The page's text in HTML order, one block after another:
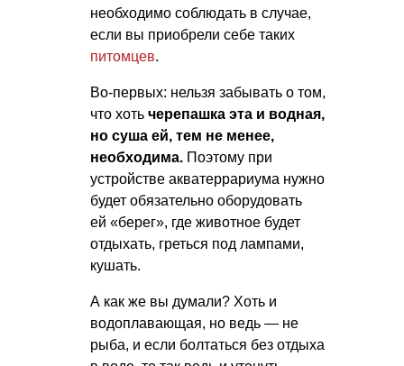
необходимо соблюдать в случае,
если вы приобрели себе таких
питомцев.
Во-первых: нельзя забывать о том,
что хоть черепашка эта и водная,
но суша ей, тем не менее,
необходима. Поэтому при
устройстве акватеррариума нужно
будет обязательно оборудовать
ей «берег», где животное будет
отдыхать, греться под лампами,
кушать.
А как же вы думали? Хоть и
водоплавающая, но ведь — не
рыба, и если болтаться без отдыха